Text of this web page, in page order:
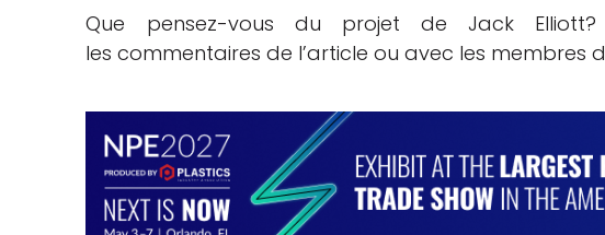
Que pensez-vous du projet de Jack
les commentaires de l’article ou avec les membres